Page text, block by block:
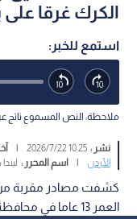
الكرك غرقا
استمع للخبر:
ملاحظة: النص المسموع ناتج
نشر :10:25 2026/7/22
|
الأردن
| اسم المحرر :
كشفت مصادر مقربة
العمر 13 عاما في